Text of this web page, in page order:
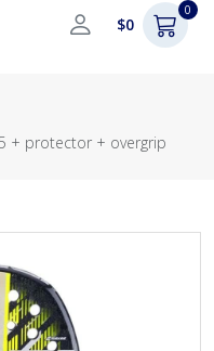
$0
0
+ protector + overgrip